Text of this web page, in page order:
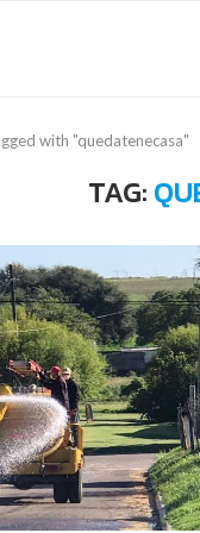
with "quedatenecasa"
TAG: